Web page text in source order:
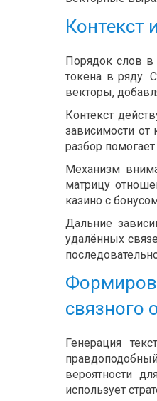
Контекст
Порядок слов в
токена в ряду.
векторы,
Контекст
зависимости от
разбор
Механизм
матрицу
казино с
Дальние
удалённых
связного
Генерация
вероятности
использует